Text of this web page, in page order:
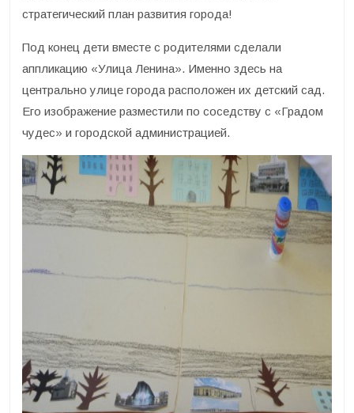
стратегический план развития города!
Под конец дети вместе с родителями сделали
аппликацию «Улица Ленина». Именно здесь на
центрально улице города расположен их детский сад.
Его изображение разместили по соседству с «Градом
чудес» и городской администрацией.